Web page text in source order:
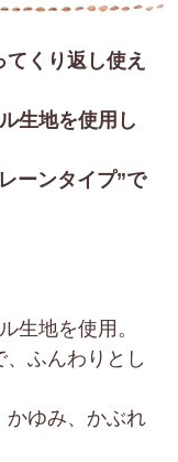
てくり返し使え
生地を使用し
ーンタイプ”で
生地を使用。
ふんわりとし
かゆみ、かぶれ